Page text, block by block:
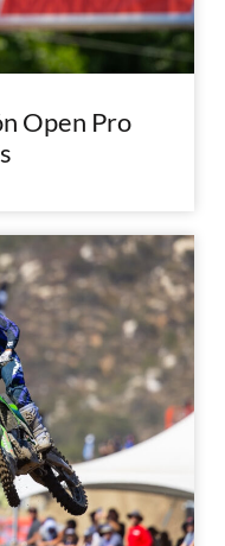
Open Pro